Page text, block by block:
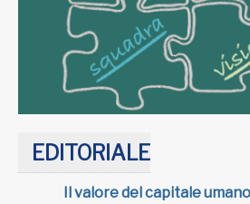
EDITORIALE
Il valore del capitale